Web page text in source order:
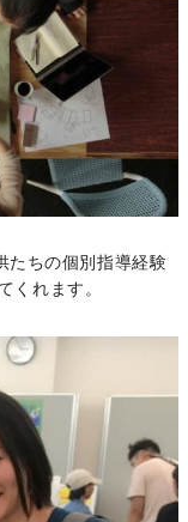
たちの個別指導経験
くれます。